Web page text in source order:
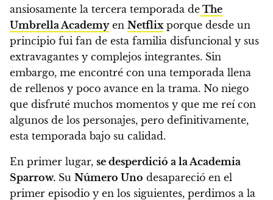
ansiosamente la tercera temporada de The
Umbrella Academyen Netflix porque desde un
principio fui fan de esta familia disfuncional y sus
extravagantes y complejos integrantes. Sin
embargo, me encontré con una temporada llena
de rellenos y poco avance en la trama. No niego
que disfruté muchos momentos y que me reí con
algunos de los personajes, pero definitivamente,
esta temporada bajo su calidad.
En primer lugar, se desperdició a la Academia
Sparrow. Su Número Uno desapareció en el
primer episodio y en los siguientes, perdimos a la